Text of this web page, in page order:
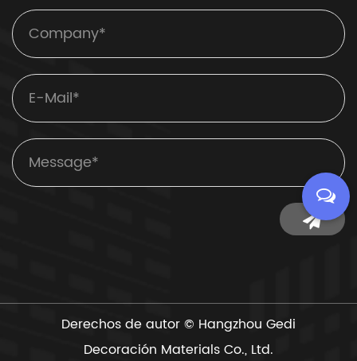
Derechos de autor © Hangzhou Gedi
Decoración Materials Co., Ltd.